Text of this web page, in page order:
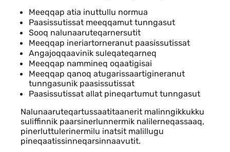
Meeqqap atia inuttullu normua
Paasissutissat meeqqamut tunngasut
Sooq nalunaaruteqarnersutit
Meeqqap ineriartorneranut paasissutissat
Angajoqqaavinik suleqateqarneq
Meeqqap nammineq oqaatigisai
Meeqqap qanoq atugarissaartigineranut
tunngasunik paasissutissat
Paasissutissat allat pineqartumut tunngasut
Nalunaaruteqartussaatitaanerit malinngikkukku
suliffinnik paarsinerlunnermik nalilerneqassaaq,
pinerluttulerinermilu inatsit malillugu
pineqaatissinneqarsinnaavutit.